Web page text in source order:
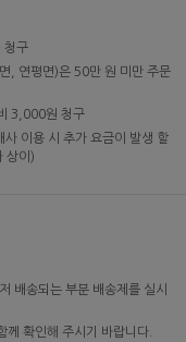
청구
, 연평면)은 50만 원 미만 주문
3,000원 청구
이용 시 추가 요금이 발생 할
상이)
배송되는 부분 배송제를 실시
께 확인해 주시기 바랍니다.